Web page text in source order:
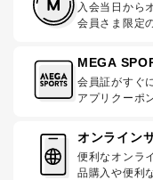
入会当日から
会員さま限定
MEGA
会員証がすぐ
アプリクーポ
オンライン
便利なオンラ
品購入や便利